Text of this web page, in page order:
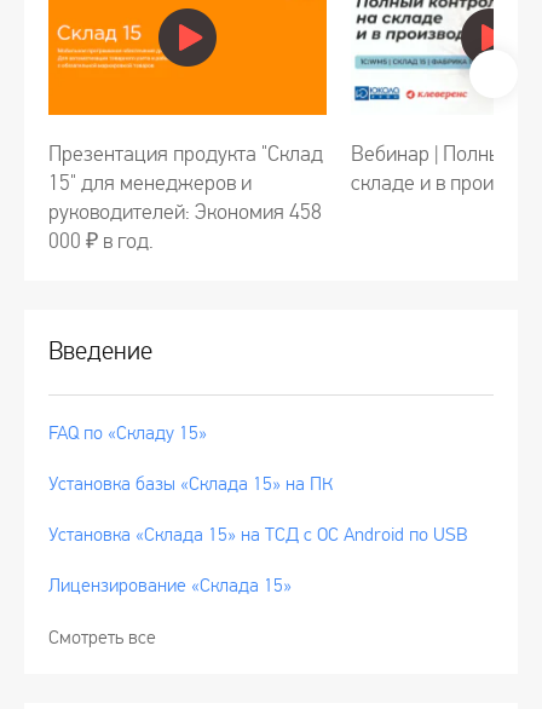
Презентация продукта "Склад
15" для менеджеров и
руководителей: Экономия 458
000 ₽ в год.
Вебинар | Полный
складе и в
Введение
FAQ по «Складу 15»
Установка базы «Склада 15» на ПК
Установка «Склада 15» на ТСД с ОС Android по USB
Лицензирование «Склада 15»
Смотреть все